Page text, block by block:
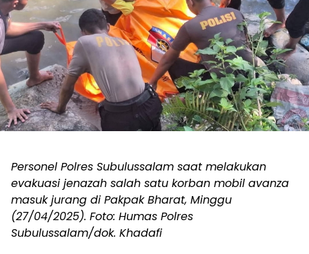
Personel Polres Subulussalam saat melakukan
evakuasi jenazah salah satu korban mobil avanza
masuk jurang di Pakpak Bharat, Minggu
(27/04/2025). Foto: Humas Polres
Subulussalam/dok. Khadafi